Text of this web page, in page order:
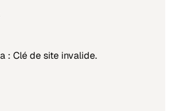
: Clé de site invalide.